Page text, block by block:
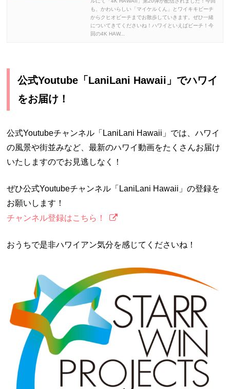
も、かわいらしい「マイケルくん」とワイキキビーチ
からクヒオビーチまでお散歩していきます。ぜひ一緒
についてきてくださいね！ハワイといえばビーチ！今
回の4K HAW...
公式Youtube「LaniLani Hawaii」でハワイ
をお届け！
公式Youtubeチャンネル「LaniLani Hawaii」では、ハワイ
の風景や街並みなど、最新のハワイ動画をたくさんお届け
いたしますのでお見逃しなく！
ぜひ公式Youtubeチャンネル「LaniLani Hawaii」の登録を
お願いします！
チャンネル登録はこちら！
おうちで是非ハワイアン気分を感じてくださいね！